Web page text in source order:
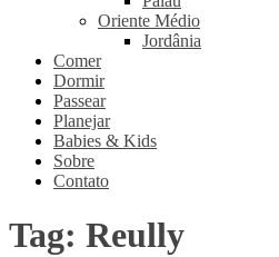
Oriente Médio
Jordânia
Comer
Dormir
Passear
Planejar
Babies & Kids
Sobre
Contato
Tag: Reully